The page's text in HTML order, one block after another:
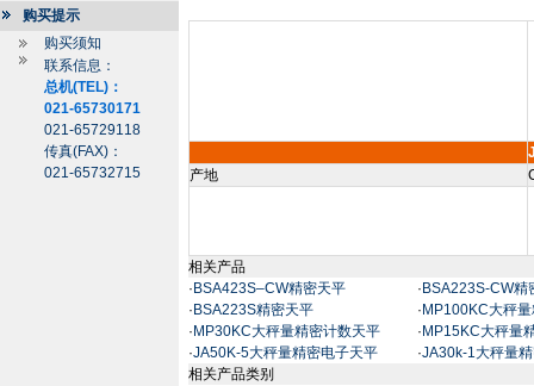
购买提示
购买须知
联系信息：
总机(TEL)：
021-65730171
021-65729118
传真(FAX)：
021-65732715
产地
相关产品
· BSA423S–CW精密天平 · BSA223S-CW精
· BSA223S精密天平 · MP100KC大秤
· MP30KC大秤量精密计数天平 · MP15KC大秤量
·JA50K-5大秤量精密电子天平 ·JA30k-1大秤量
相关产品类别